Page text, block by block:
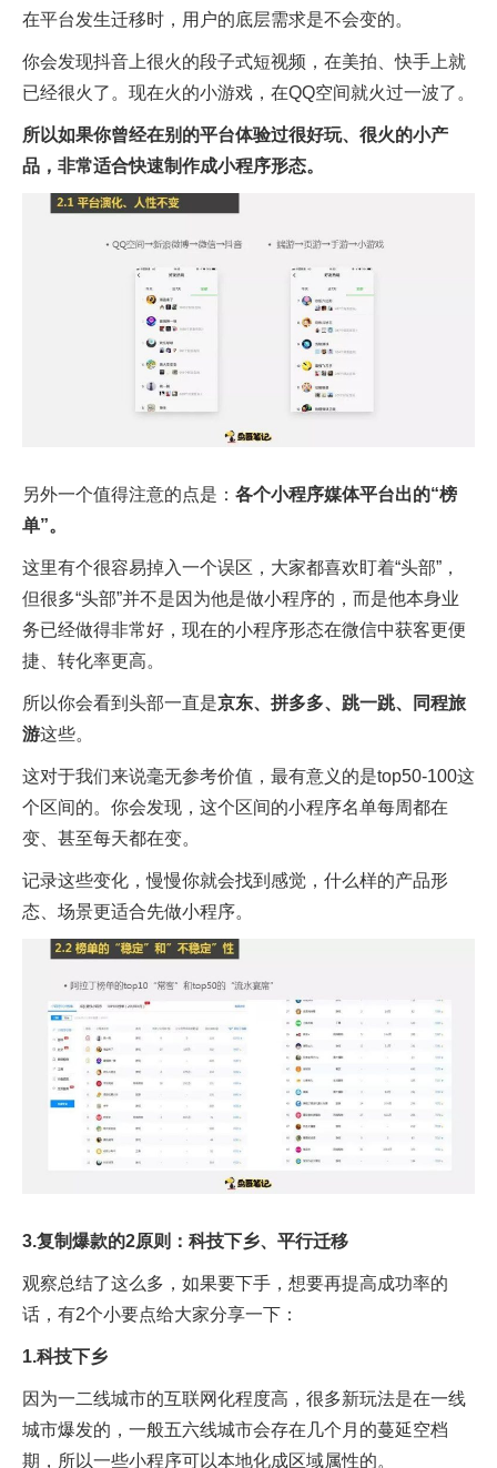
在平台发生迁移时，用户的底层需求是不会变的。
你会发现抖音上很火的段子式短视频，在美拍、快手上就
已经很火了。现在火的小游戏，在QQ空间就火过一波了。
所以如果你曾经在别的平台体验过很好玩、很火的小产
品，非常适合快速制作成小程序形态。
另外一个值得注意的点是： 各个小程序媒体平台出的“榜
单”。
这里有个很容易掉入一个误区，大家都喜欢盯着“头部”，
但很多“头部”并不是因为他是做小程序的，而是他本身业
务已经做得非常好，现在的小程序形态在微信中获客更便
捷、转化率更高。
所以你会看到头部一直是京东、拼多多、跳一跳、同程旅
游这些。
这对于我们来说毫无参考价值，最有意义的是top50-100这
个区间的。你会发现，这个区间的小程序名单每周都在
变、甚至每天都在变。
记录这些变化，慢慢你就会找到感觉，什么样的产品形
态、场景更适合先做小程序。
3.复制爆款的2原则：科技下乡、平行迁移
观察总结了这么多，如果要下手，想要再提高成功率的
话，有2个小要点给大家分享一下：
1.科技下乡
因为一二线城市的互联网化程度高，很多新玩法是在一线
城市爆发的，一般五六线城市会存在几个月的蔓延空档
期，所以一些小程序可以本地化成区域属性的。